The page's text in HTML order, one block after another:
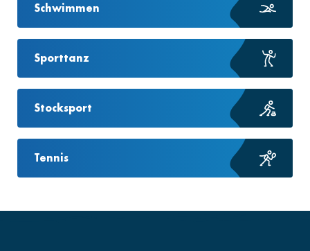
Schwimmen
Sporttanz
Stocksport
Tennis